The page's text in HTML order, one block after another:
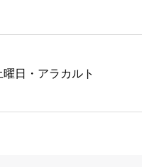
曜日・アラカルト